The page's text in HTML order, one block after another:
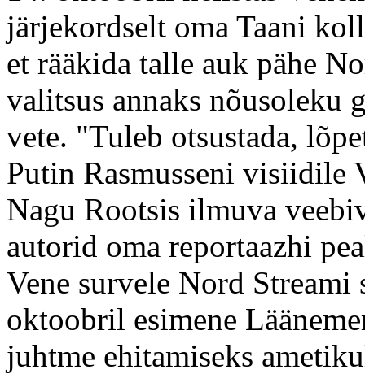
järjekordselt oma Taani
et rääkida talle auk pähe
valitsus annaks nõusoleku
vete. "Tuleb otsustada,
Putin Rasmusseni visiidile
Nagu Rootsis ilmuva
autorid oma reportaazhi
Vene survele Nord Streami
oktoobril esimene
juhtme ehitamiseks